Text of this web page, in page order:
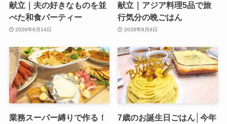
献立｜夫の好きなものを並
べた和食パーティー
2026年6月14日
献立｜アジア料理5品で旅
行気分の晩ごはん
2026年6月6日
業務スーパー縛りで作る！
7歳のお誕生日ごはん│今年